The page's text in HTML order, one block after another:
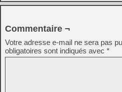
Commentaire ¬
Votre adresse e-mail ne sera pas
obligatoires sont indiqués avec *